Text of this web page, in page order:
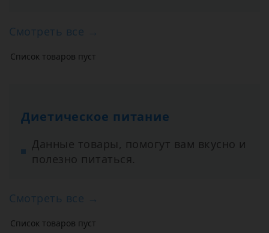
Смотреть все →
Список товаров пуст
Диетическое питание
Данные товары, помогут вам вкусно и
полезно питаться.
Смотреть все →
Список товаров пуст